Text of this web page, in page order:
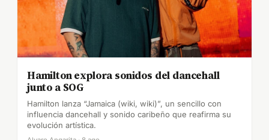
Hamilton explora sonidos del dancehall
junto a SOG
Hamilton lanza “Jamaica (wiki, wiki)”, un sencillo con
influencia dancehall y sonido caribeño que reafirma su
evolución artística.